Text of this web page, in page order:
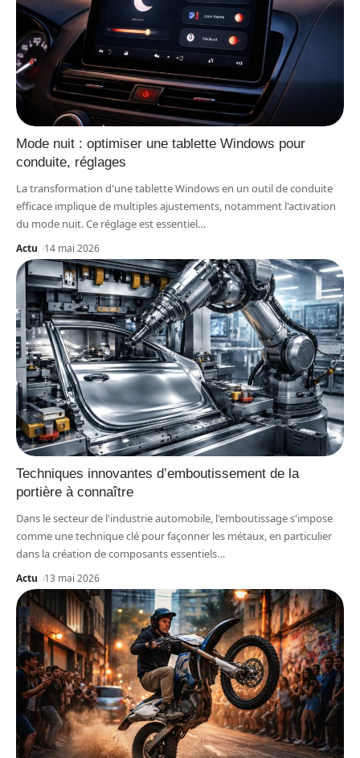
Mode nuit : optimiser une tablette Windows pour
conduite, réglages
La transformation d'une tablette Windows en un outil de conduite
efficace implique de multiples ajustements, notamment l'activation
du mode nuit. Ce réglage est essentiel…
Actu 14 mai 2026
Techniques innovantes d’emboutissement de la
portière à connaître
Dans le secteur de l'industrie automobile, l'emboutissage s'impose
comme une technique clé pour façonner les métaux, en particulier
dans la création de composants essentiels…
Actu 13 mai 2026